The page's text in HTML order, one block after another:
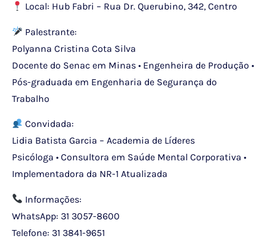
Local: Hub Fabri – Rua Dr. Querubino, 342, Centro
Palestrante:
Polyanna Cristina Cota Silva
Docente do Senac em Minas • Engenheira de Produção •
Pós-graduada em Engenharia de Segurança do
Trabalho
Convidada:
Lidia Batista Garcia – Academia de Líderes
Psicóloga • Consultora em Saúde Mental Corporativa •
Implementadora da NR-1 Atualizada
Informações:
WhatsApp: 31 3057-8600
Telefone: 31 3841-9651